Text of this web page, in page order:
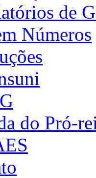
de
Números
do Pró-